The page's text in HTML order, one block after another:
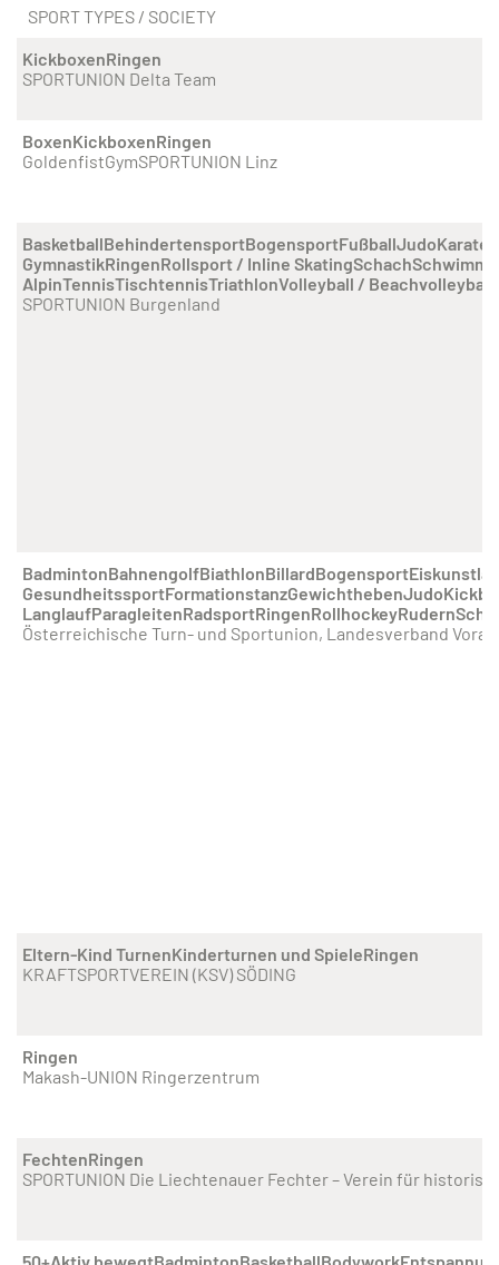
SPORT TYPES / SOCIETY
KickboxenRingen
SPORTUNION Delta Team
BoxenKickboxenRingen
GoldenfistGymSPORTUNION Linz
BasketballBehindertensportBogensportFußballJudoKarate
GymnastikRingenRollsport / Inline SkatingSchach
AlpinTennisTischtennisTriathlonVolleyball / Beachvolleyball
SPORTUNION Burgenland
BadmintonBahnengolfBiathlonBillardBogensport
GesundheitssportFormationstanzGewichthebenJudo
LanglaufParagleitenRadsportRingenRollhockeyRudern
Österreichische Turn- und Sportunion, Landesverband
Eltern-Kind TurnenKinderturnen und SpieleRingen
KRAFTSPORTVEREIN (KSV) SÖDING
Ringen
Makash-UNION Ringerzentrum
FechtenRingen
SPORTUNION Die Liechtenauer Fechter – Verein für